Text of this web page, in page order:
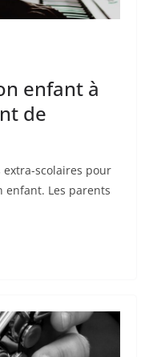
enfant à
de
extra-scolaires pour
enfant. Les parents